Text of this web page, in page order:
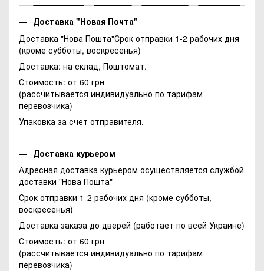
Доставка "Новая Почта"
Доставка "Нова Пошта"Срок отправки 1-2 рабочих дня
(кроме субботы, воскресенья)
Доставка: на склад, Поштомат.
Стоимость: от 60 грн
(рассчитывается индивидуально по тарифам
перевозчика)
Упаковка за счет отправителя.
Доставка курьером
Адресная доставка курьером осуществляется службой
доставки "Нова Пошта"
Срок отправки 1-2 рабочих дня (кроме субботы,
воскресенья)
Доставка заказа до дверей (работает по всей Украине)
Стоимость: от 60 грн
(рассчитывается индивидуально по тарифам
перевозчика)